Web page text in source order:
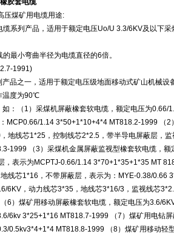
胶套电缆
压煤矿用电缆用途:
系列产品，适用于额定电压Uo/U 3.3/6KV及以下采
的最小弯曲半径为电缆直径的6倍。
1991)
品之一，适用于额定电压级地面移动式矿山机械设
温度为90℃
：（1）采煤机屏蔽橡套软电缆，额定电压为
MCP0.66/1.14 3*50+1*10+4*4 MT818.2-1999 （2
地线芯1*25，控制线芯2*2.5，带半导电屏蔽层，
1999 （3）采煤机金属屏蔽监视型橡套软电缆，
，表示为MCPTJ-0.66/1.14 3*70+1*35+1*35 MT
线芯1*16，不带屏蔽层，表示为：MYE-0.38/0.66
6KV，动力线芯3*35，地线芯3*16/3，监视线芯
6）煤矿用移动屏蔽橡套软电缆，额定电压为3.6/
6kv 3*25+1*16 MT818.7-1999 （7）煤矿用电钻
0.5kv3*4+1*4 MT818.8-1999 （8）煤矿用移动轻